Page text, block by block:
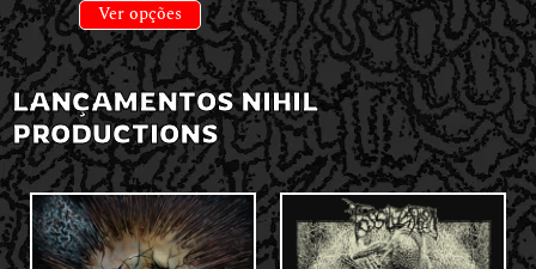
Ver opções
LANÇAMENTOS NIHIL
PRODUCTIONS